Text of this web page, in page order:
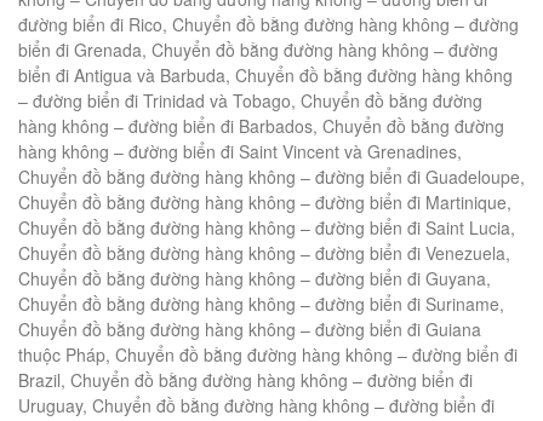
đường biển đi Rico, Chuyển đồ bằng đường hàng không – đường
biển đi Grenada, Chuyển đồ bằng đường hàng không – đường
biển đi Antigua và Barbuda, Chuyển đồ bằng đường hàng không
– đường biển đi Trinidad và Tobago, Chuyển đồ bằng đường
hàng không – đường biển đi Barbados, Chuyển đồ bằng đường
hàng không – đường biển đi Saint Vincent và Grenadines,
Chuyển đồ bằng đường hàng không – đường biển đi Guadeloupe,
Chuyển đồ bằng đường hàng không – đường biển đi Martinique,
Chuyển đồ bằng đường hàng không – đường biển đi Saint Lucia,
Chuyển đồ bằng đường hàng không – đường biển đi Venezuela,
Chuyển đồ bằng đường hàng không – đường biển đi Guyana,
Chuyển đồ bằng đường hàng không – đường biển đi Suriname,
Chuyển đồ bằng đường hàng không – đường biển đi Guiana
thuộc Pháp, Chuyển đồ bằng đường hàng không – đường biển đi
Brazil, Chuyển đồ bằng đường hàng không – đường biển đi
Uruguay, Chuyển đồ bằng đường hàng không – đường biển đi